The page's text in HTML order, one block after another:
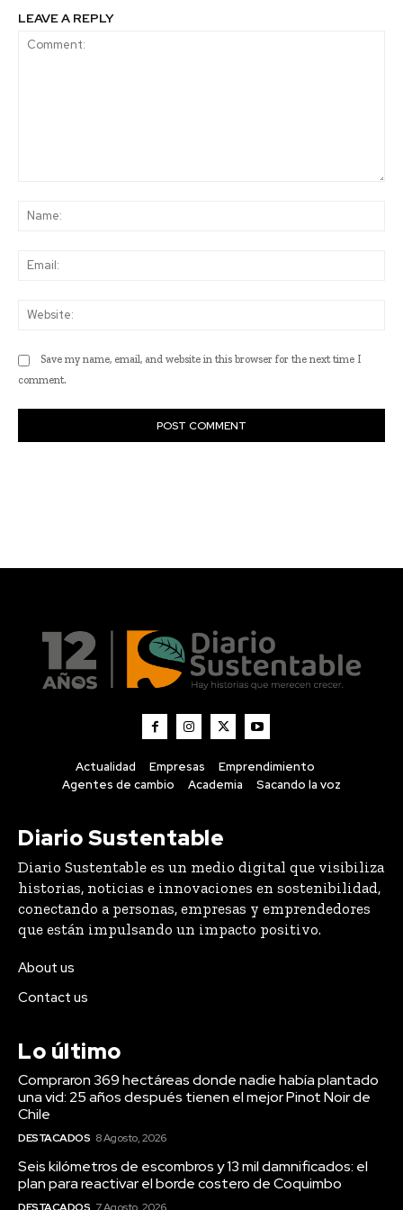
Actualidad Empresas
Emprendimiento
Agentes de cambio
Academia
Diario Sustentable
Diario Sustentable es un medio digital que visibiliza
que están impulsando un impacto positivo.
About us
Contact us
Lo último
Compraron 369 hectáreas donde nadie había plantado
una vid: 25 años después tienen el mejor Pinot Noir de
DESTACADOS 8 Agosto, 2026
Seis kilómetros de escombros y 13 mil damnificados: el
plan para reactivar el borde costero de Coquimbo
DESTACADOS
AFP Capital y el nuevo régimen de inversión: “Estamos
haciendo sugerencias para maximizar los impactos
positivos en las pensiones”
DESTACADOS 31 Julio, 2026